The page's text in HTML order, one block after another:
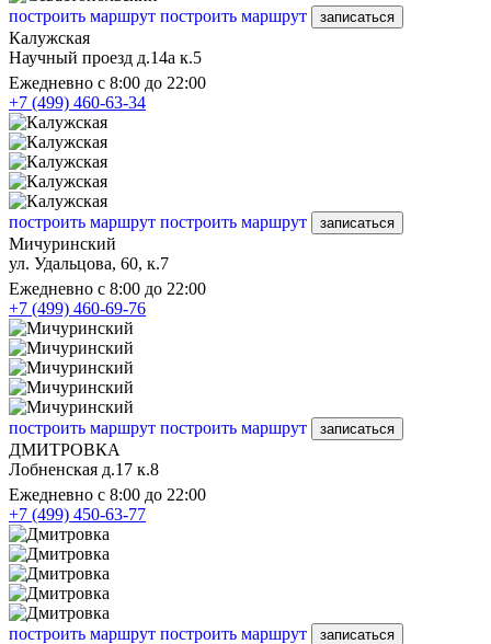
построить маршрут построить маршрут записаться
Калужская
Научный проезд д.14а к.5
Ежедневно с 8:00 до 22:00
+7 (499) 460-63-34
построить маршрут построить маршрут записаться
Мичуринский
ул. Удальцова, 60, к.7
Ежедневно с 8:00 до 22:00
+7 (499) 460-69-76
построить маршрут построить маршрут записаться
ДМИТРОВКА
Лобненская д.17 к.8
Ежедневно с 8:00 до 22:00
+7 (499) 450-63-77
построить маршрут построить маршрут записаться